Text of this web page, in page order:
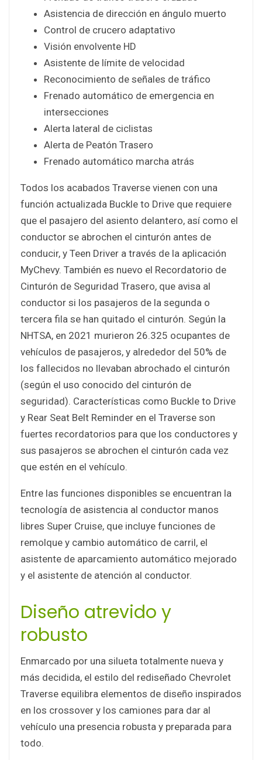
Asistencia de dirección en ángulo muerto
Control de crucero adaptativo
Visión envolvente HD
Asistente de límite de velocidad
Reconocimiento de señales de tráfico
Frenado automático de emergencia en
intersecciones
Alerta lateral de ciclistas
Alerta de Peatón Trasero
Frenado automático marcha atrás
Todos los acabados Traverse vienen con una
función actualizada Buckle to Drive que requiere
que el pasajero del asiento delantero, así como el
conductor se abrochen el cinturón antes de
conducir, y Teen Driver a través de la aplicación
MyChevy. También es nuevo el Recordatorio de
Cinturón de Seguridad Trasero, que avisa al
conductor si los pasajeros de la segunda o
tercera fila se han quitado el cinturón. Según la
NHTSA, en 2021 murieron 26.325 ocupantes de
vehículos de pasajeros, y alrededor del 50% de
los fallecidos no llevaban abrochado el cinturón
(según el uso conocido del cinturón de
seguridad). Características como Buckle to Drive
y Rear Seat Belt Reminder en el Traverse son
fuertes recordatorios para que los conductores y
sus pasajeros se abrochen el cinturón cada vez
que estén en el vehículo.
Entre las funciones disponibles se encuentran la
tecnología de asistencia al conductor manos
libres Super Cruise, que incluye funciones de
remolque y cambio automático de carril, el
asistente de aparcamiento automático mejorado
y el asistente de atención al conductor.
Diseño atrevido y
robusto
Enmarcado por una silueta totalmente nueva y
más decidida, el estilo del rediseñado Chevrolet
Traverse equilibra elementos de diseño inspirados
en los crossover y los camiones para dar al
vehículo una presencia robusta y preparada para
todo.